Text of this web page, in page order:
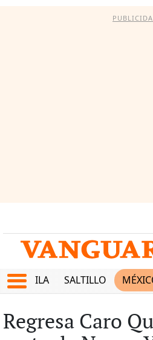
COAHUILA SALTILLO
Regresa Caro